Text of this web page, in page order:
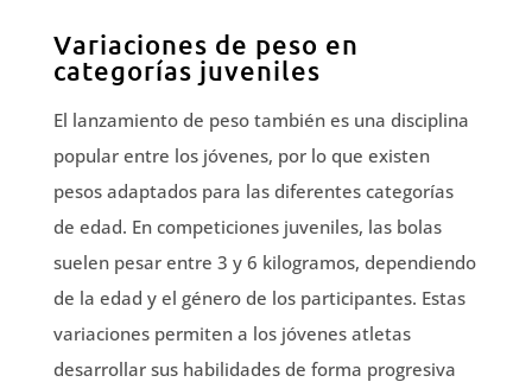
Variaciones de peso en
categorías juveniles
El lanzamiento de peso también es una disciplina
popular entre los jóvenes, por lo que existen
pesos adaptados para las diferentes categorías
de edad. En competiciones juveniles, las bolas
suelen pesar entre 3 y 6 kilogramos, dependiendo
de la edad y el género de los participantes. Estas
variaciones permiten a los jóvenes atletas
desarrollar sus habilidades de forma progresiva